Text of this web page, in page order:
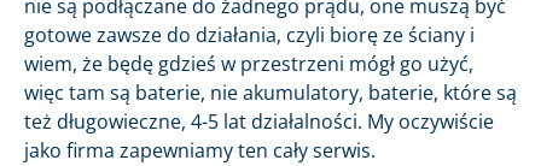
nie są podłączane do żadnego prądu, one muszą być
gotowe zawsze do działania, czyli biorę ze ściany i
wiem, że będę gdzieś w przestrzeni mógł go użyć,
więc tam są baterie, nie akumulatory, baterie, które są
też długowieczne, 4-5 lat działalności. My oczywiście
jako firma zapewniamy ten cały serwis.